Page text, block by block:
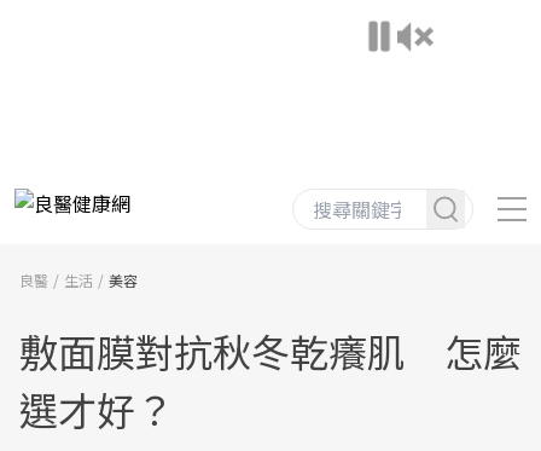
良醫 生活 美容
敷面膜對抗秋冬乾癢肌 怎麼
選才好？